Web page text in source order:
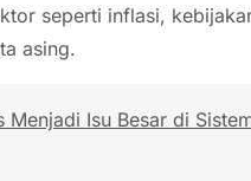
seperti inflasi,
asing.
Isu Besar di